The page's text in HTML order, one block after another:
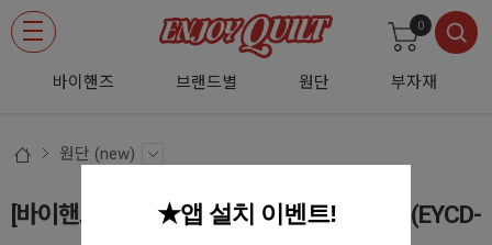
바이핸즈 브랜드별 원단 부자재
0
원단 (new)
[바이핸즈] 패턴 커트지 - 마녀고양이 토트백 (EYCD-
★앱 설치 이벤트!